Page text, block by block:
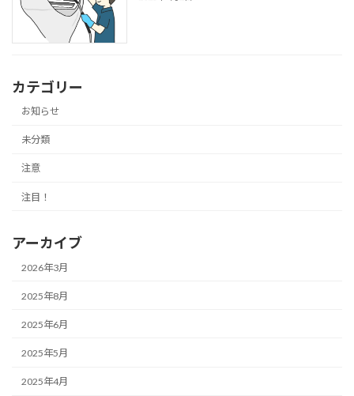
カテゴリー
お知らせ
未分類
注意
注目！
アーカイブ
2026年3月
2025年8月
2025年6月
2025年5月
2025年4月